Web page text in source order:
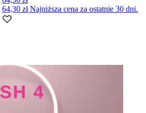
64,30 złNajniższa cena za ostatnie 30 dni.